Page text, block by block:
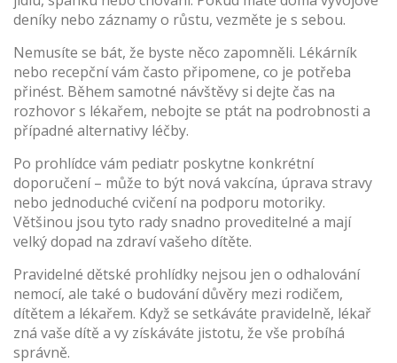
deníky nebo záznamy o růstu, vezměte je s sebou.
Nemusíte se bát, že byste něco zapomněli. Lékárník
nebo recepční vám často připomene, co je potřeba
přinést. Během samotné návštěvy si dejte čas na
rozhovor s lékařem, nebojte se ptát na podrobnosti a
případné alternativy léčby.
Po prohlídce vám pediatr poskytne konkrétní
doporučení – může to být nová vakcína, úprava stravy
nebo jednoduché cvičení na podporu motoriky.
Většinou jsou tyto rady snadno proveditelné a mají
velký dopad na zdraví vašeho dítěte.
Pravidelné dětské prohlídky nejsou jen o odhalování
nemocí, ale také o budování důvěry mezi rodičem,
dítětem a lékařem. Když se setkáváte pravidelně, lékař
zná vaše dítě a vy získáváte jistotu, že vše probíhá
správně.